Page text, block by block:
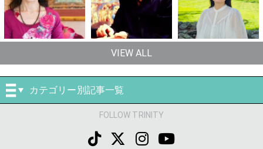
VIEW ALL
カテゴリー別記事一覧
FOLLOW TRINITY